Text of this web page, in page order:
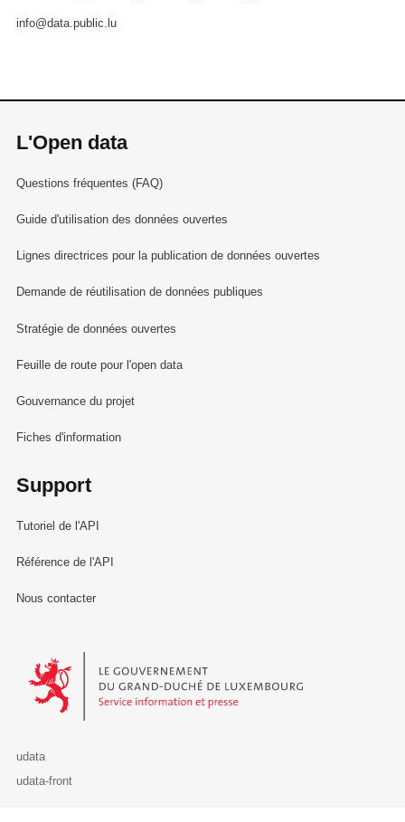
info@data.public.lu
L'Open data
Questions fréquentes (FAQ)
Guide d'utilisation des données ouvertes
Lignes directrices pour la publication de données ouvertes
Demande de réutilisation de données publiques
Stratégie de données ouvertes
Feuille de route pour l'open data
Gouvernance du projet
Fiches d'information
Support
Tutoriel de l'API
Référence de l'API
Nous contacter
Le Gouvernement du Grand-Duché de Luxembourg - Service
udata
udata-front